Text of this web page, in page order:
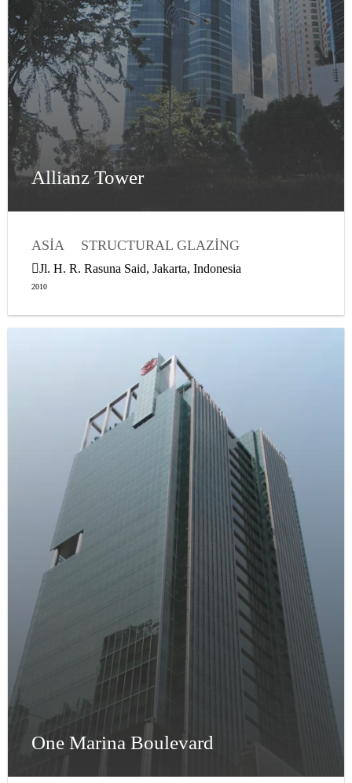
Allianz Tower
ASIA STRUCTURAL GLAZING
Jl. H. R. Rasuna Said, Jakarta, Indonesia
2010
One Marina Boulevard